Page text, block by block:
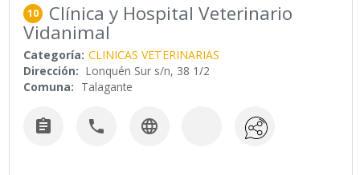
10 Clínica y Hospital Veterinario
Vidanimal
Categoría: CLINICAS VETERINARIAS
Dirección: Lonquén Sur s/n, 38 1/2
Comuna: Talagante
  